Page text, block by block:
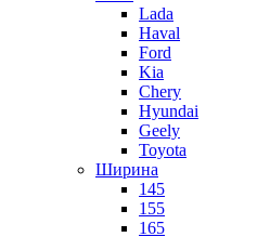
Lada
Haval
Ford
Kia
Chery
Hyundai
Geely
Toyota
Ширина
145
155
165